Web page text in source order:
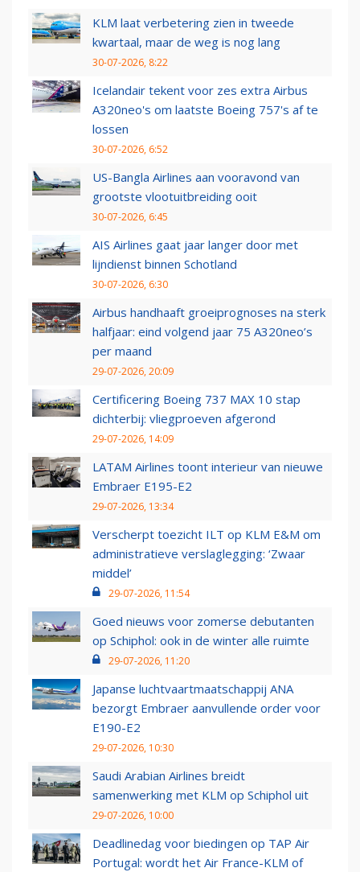
KLM laat verbetering zien in tweede
kwartaal, maar de weg is nog lang
30-07-2026, 8:22
Icelandair tekent voor zes extra Airbus
A320neo's om laatste Boeing 757's af te
lossen
30-07-2026, 6:52
US-Bangla Airlines aan vooravond van
grootste vlootuitbreiding ooit
30-07-2026, 6:45
AIS Airlines gaat jaar langer door met
lijndienst binnen Schotland
30-07-2026, 6:30
Airbus handhaaft groeiprognoses na sterk
halfjaar: eind volgend jaar 75 A320neo’s
per maand
29-07-2026, 20:09
Certificering Boeing 737 MAX 10 stap
dichterbij: vliegproeven afgerond
29-07-2026, 14:09
LATAM Airlines toont interieur van nieuwe
Embraer E195-E2
29-07-2026, 13:34
Verscherpt toezicht ILT op KLM E&M om
administratieve verslaglegging: ‘Zwaar
middel’
29-07-2026, 11:54
Goed nieuws voor zomerse debutanten
op Schiphol: ook in de winter alle ruimte
29-07-2026, 11:20
Japanse luchtvaartmaatschappij ANA
bezorgt Embraer aanvullende order voor
E190-E2
29-07-2026, 10:30
Saudi Arabian Airlines breidt
samenwerking met KLM op Schiphol uit
29-07-2026, 10:00
Deadlinedag voor biedingen op TAP Air
Portugal: wordt het Air France-KLM of